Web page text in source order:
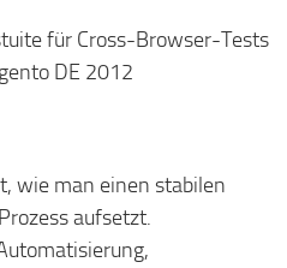
für Cross-Browser-Tests
DE 2012
wie man einen stabilen
aufsetzt.